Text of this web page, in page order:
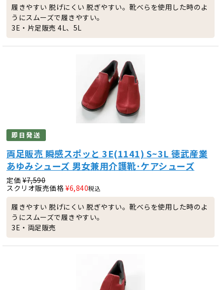
履きやすい 脱げにくい 脱ぎやすい。靴べらを使用した時のよ
うにスムーズで履きやすい。
3E・片足販売 4L、5L
即日発送
両足販売 瞬感スポッと 3E(1141) S~3L 徳武産業
あゆみシューズ 男女兼用介護靴･ケアシューズ
定価 ¥7,590
スクリオ販売価格 ¥6,840税込
履きやすい 脱げにくい 脱ぎやすい。靴べらを使用した時のよ
うにスムーズで履きやすい。
3E・両足販売